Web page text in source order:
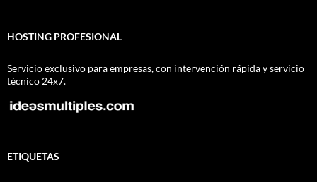
HOSTING PROFESIONAL
Servicio exclusivo para empresas, con intervención rápida y servicio
técnico 24x7.
ETIQUETAS